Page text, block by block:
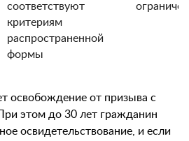
соответствуют
критериям
распространенной
формы
освобождение от призыва с
этом до 30 лет гражданин
освидетельствование, и если